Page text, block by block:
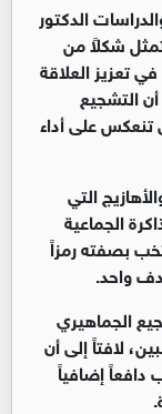
الدكتور
تمثل شكلاً من
تعزيز العلاقة
التشجيع
تنعكس على أداء
التي
الجماعية
بصفته رمزاً
واحد.
الجماهيري
لافتاً إلى أن
دافعاً إضافياً